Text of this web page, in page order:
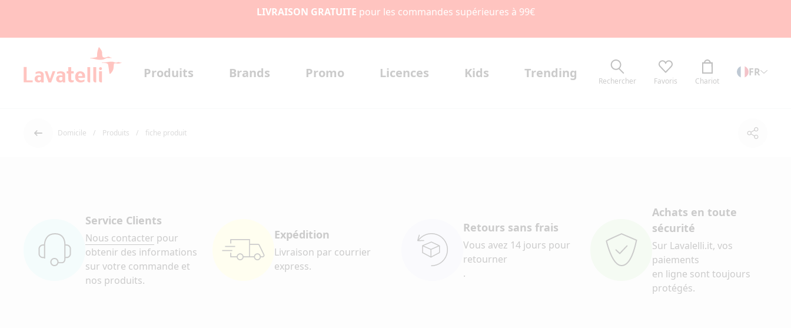
LIVRAISON GRATUITE pour les commandes supérieures à 99€
Produits Brands Promo Licences Kids Trending
Rechercher Favoris Chariot
FR
Dos Domicile Produits fiche produit
Service Clients
Nous contacter pour
obtenir des informations
sur votre commande et
nos produits.
Expédition
Livraison par courrier
express.
Retours sans frais
Vous avez 14 jours pour
retourner
.
Achats en toute
sécurité
Sur Lavalelli.it, vos
paiements
en ligne sont toujours
protégés.